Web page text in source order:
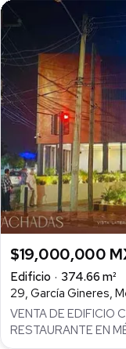
$19,000,000
Edificio
374.66 m²
29, García Gineres,
VENTA DE EDIFICIO
RESTAURANTE EN